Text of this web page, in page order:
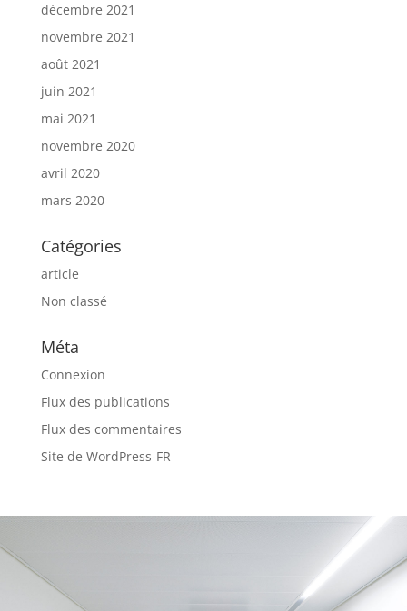
décembre 2021
novembre 2021
août 2021
juin 2021
mai 2021
novembre 2020
avril 2020
mars 2020
Catégories
article
Non classé
Méta
Connexion
Flux des publications
Flux des commentaires
Site de WordPress-FR